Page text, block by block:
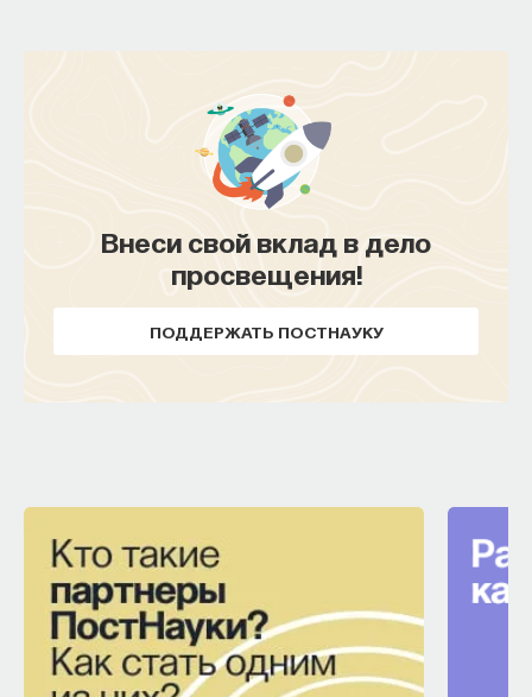
Внеси свой вклад в дело
просвещения!
ПОДДЕРЖАТЬ ПОСТНАУКУ